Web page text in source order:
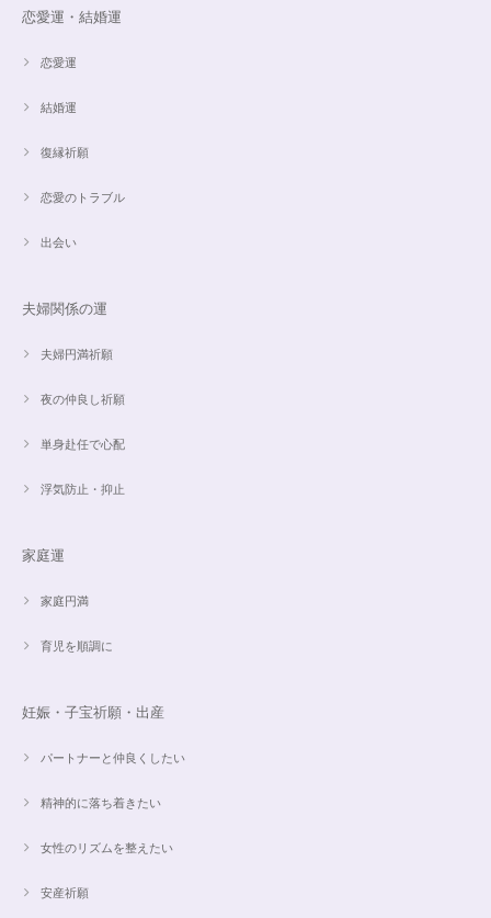
恋愛運・結婚運
恋愛運
結婚運
復縁祈願
恋愛のトラブル
出会い
夫婦関係の運
夫婦円満祈願
夜の仲良し祈願
単身赴任で心配
浮気防止・抑止
家庭運
家庭円満
育児を順調に
妊娠・子宝祈願・出産
パートナーと仲良くしたい
精神的に落ち着きたい
女性のリズムを整えたい
安産祈願